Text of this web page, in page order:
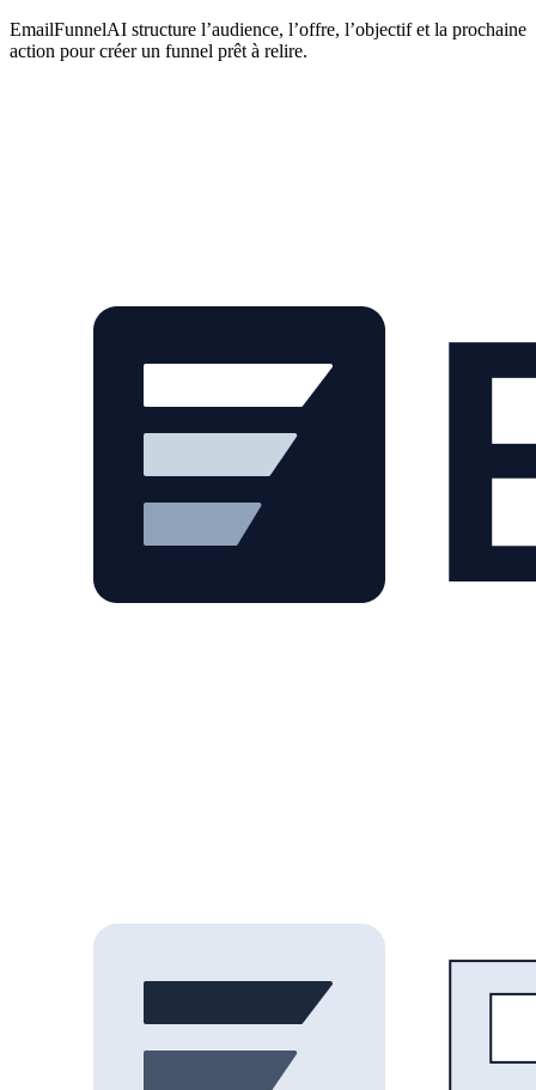
EmailFunnelAI structure l’audience, l’offre, l’objectif et la prochaine
action pour créer un funnel prêt à relire.